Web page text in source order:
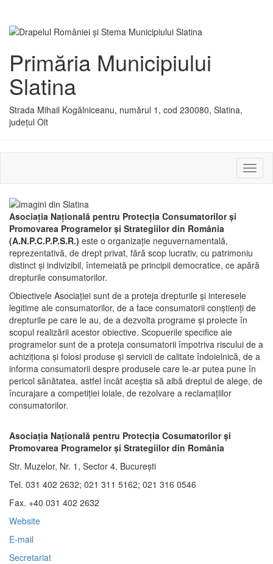
Primăria Municipiului
Slatina
Strada Mihail Kogălniceanu, numărul 1, cod 230080, Slatina,
județul Olt
sau
Asociaţia Naţională pentru Protecţia Consumatorilor şi
Promovarea Programelor şi Strategiilor din România
(A.N.P.C.P.P.S.R.) este o organizaţie neguvernamentală,
reprezentativă, de drept privat, fără scop lucrativ, cu patrimoniu
distinct şi indivizibil, întemeiată pe principii democratice, ce apără
drepturile consumatorilor.
Obiectivele Asociaţiei sunt de a proteja drepturile şi interesele
legitime ale consumatorilor, de a face consumatorii conştienţi de
drepturile pe care le au, de a dezvolta programe şi proiecte în
scopul realizării acestor obiective. Scopuerile specifice ale
programelor sunt de a proteja consumatorii împotriva riscului de a
achiziţiona şi folosi produse şi servicii de calitate îndoielnică, de a
informa consumatorii despre produsele care le-ar putea pune în
pericol sănătatea, astfel încât aceştia să aibă dreptul de alege, de
încurajare a competiţiei loiale, de rezolvare a reclamaţiilor
consumatorilor.
Asociaţia Naţională pentru Protecţia Cosumatorilor şi
Promovarea Programelor şi Strategiilor din România
Str. Muzelor, Nr. 1, Sector 4, Bucureşti
Tel. 031 402 2632; 021 311 5162; 021 316 0546
Fax. +40 031 402 2632
Website
E-mail
Secretariat